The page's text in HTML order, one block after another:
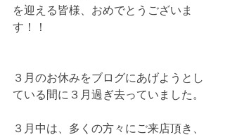
を迎える皆様、おめでとうございま
す！！
３月のお休みをブログにあげようとし
ている間に３月過ぎ去っていました。
３月中は、多くの方々にご来店頂き、